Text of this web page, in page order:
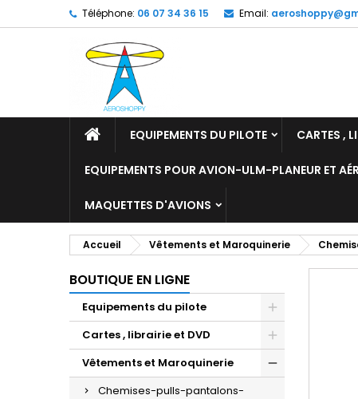
Téléphone: 06 07 34 36 15 Email:
EQUIPEMENTS DU PILOTE CARTES ,
EQUIPEMENTS POUR AVION-ULM-PLANEUR ET
MAQUETTES D'AVIONS
Accueil Vêtements et Maroquinerie
BOUTIQUE EN LIGNE
Equipements du pilote
Cartes , librairie et DVD
Vêtements et Maroquinerie
Chemises-pulls-pantalons-